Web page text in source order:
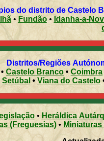
do distrito de Castelo
• Fundão• Idanha-a-
Distritos/
• Castelo Branco • Coimbra
Setúbal • Viana do Castelo
• Heráldica
(Freguesias) •